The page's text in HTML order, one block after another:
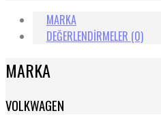
MARKA
DEĞERLENDIRMELER (0)
MARKA
VOLKWAGEN